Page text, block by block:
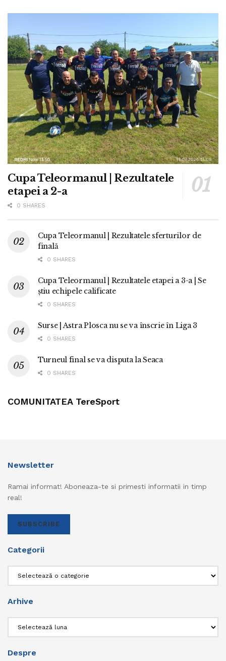
Cupa Teleormanul | Rezultatele
etapei a 2-a
0 SHARES
Cupa Teleormanul | Rezultatele sferturilor de
finală
0 SHARES
Cupa Teleormanul | Rezultatele etapei a 3-a | Se
știu echipele calificate
0 SHARES
Surse | Astra Plosca nu se va înscrie în Liga 3
0 SHARES
Turneul final se va disputa la Seaca
0 SHARES
COMUNITATEA TereSport
Newsletter
Ramai informat! Aboneaza-te si primesti informatii in timp
real!
SUBSCRIBE
Categorii
Arhive
Despre